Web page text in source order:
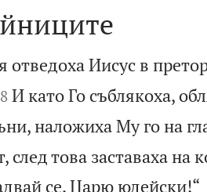
отведоха Иисус в
И като Го съблякоха,
наложиха Му го на
това заставаха на
се, Царю юдейски!“